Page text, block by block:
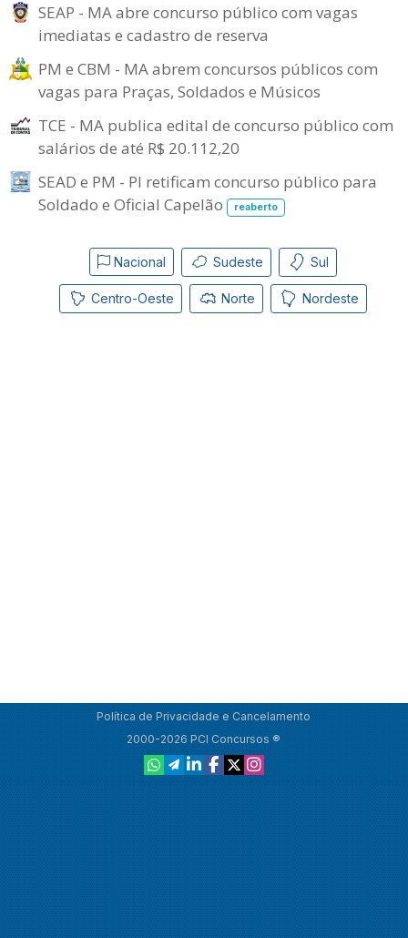
SEAP - MA abre concurso público com vagas
imediatas e cadastro de reserva
PM e CBM - MA abrem concursos públicos com
vagas para Praças, Soldados e Músicos
TCE - MA publica edital de concurso público com
salários de até R$ 20.112,20
SEAD e PM - PI retificam concurso público para
Soldado e Oficial Capelão
reaberto
Nacional Sudeste Sul
Centro-Oeste Norte Nordeste
Política de Privacidade e Cancelamento
2000-2026 PCI Concursos ®